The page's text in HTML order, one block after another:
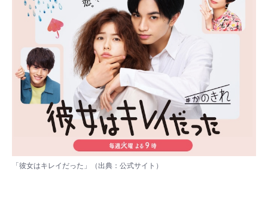
「彼女はキレイだった」（出典： 公式サイト）